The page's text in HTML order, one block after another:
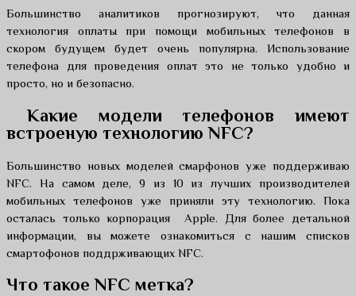
Большинство аналитиков прогнозируют, что данная
технология оплаты при помощи мобильных телефонов в
скором будущем будет очень популярна. Использование
телефона для проведения оплат это не только удобно и
просто, но и безопасно.
Какие модели телефонов имеют
встроеную технологию NFC?
Большинство новых моделей смарфонов уже поддерживаю
NFC. На самом деле, 9 из 10 из лучших производителей
мобильных телефонов уже приняли эту технологию. Пока
осталась только корпорация Apple. Для более детальной
информации, вы можете ознакомиться с нашим списков
смартофонов поддрживающих NFC.
Что такое NFC метка?